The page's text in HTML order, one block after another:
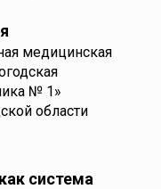
медицинская
№ 1»
области
система